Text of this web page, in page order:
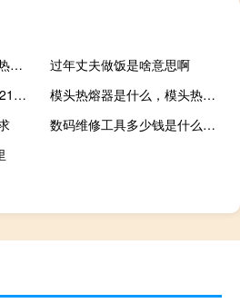
电热线怎么用是什么，电热线怎么用2021价格和图文详情
过年丈夫做饭是啥意思啊
保护网是什么，保护网2021价格和图文详情
模头热熔器是什么，模头热熔器2021价格和图文详情
数码维修工具多少钱是什么，数码维修工具2021价格和图文详情